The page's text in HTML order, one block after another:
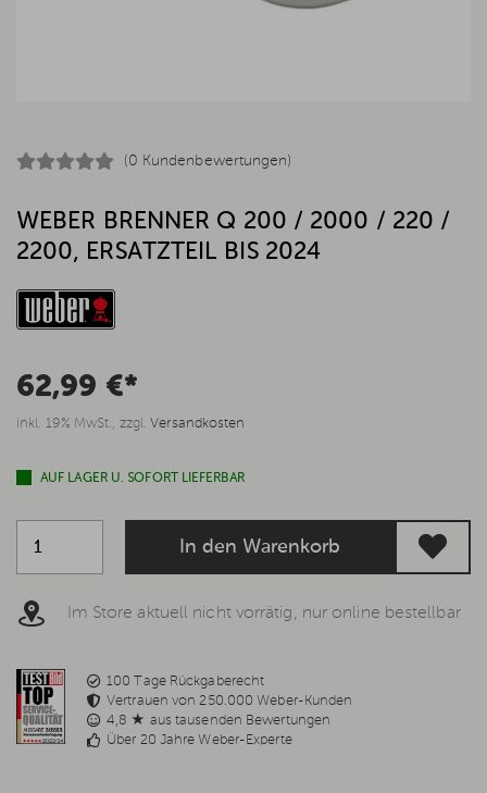
(0 Kundenbewertungen)
WEBER BRENNER Q 200 / 2000 / 220 /
2200, ERSATZTEIL BIS 2024
62,99 €*
inkl. 19% MwSt., zzgl.Versandkosten
AUF LAGER U. SOFORT LIEFERBAR
In den Warenkorb
Im Store aktuell nicht vorrätig, nur online bestellbar
100 Tage Rückgaberecht
Vertrauen von 250.000 Weber-Kunden
4,8 ★ aus tausenden Bewertungen
Über 20 Jahre Weber-Experte